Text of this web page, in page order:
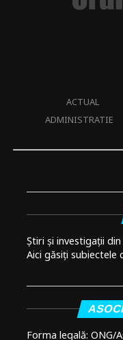
ACTUAL
ADMINISTRATIE
Știri și investigații
Aici găsiți subiectele
Forma legală: ONG/